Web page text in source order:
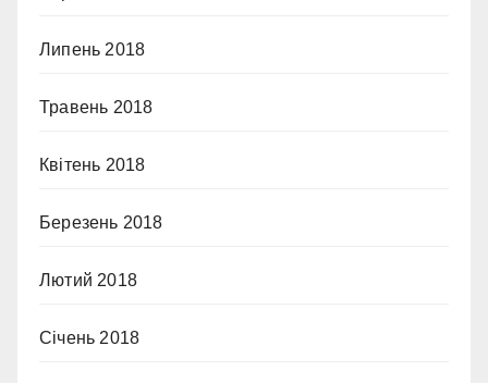
Липень 2018
Травень 2018
Квітень 2018
Березень 2018
Лютий 2018
Січень 2018